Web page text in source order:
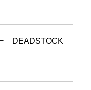
DEADSTOCK